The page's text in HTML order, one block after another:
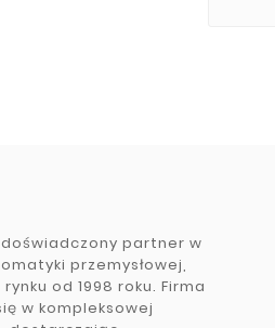
partner w
przemysłowej,
od 1998 roku. Firma
w kompleksowej